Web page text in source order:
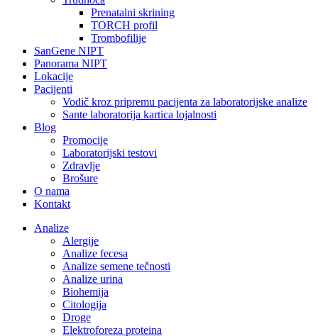
Prenatalni skrining
TORCH profil
Trombofilije
SanGene NIPT
Panorama NIPT
Lokacije
Pacijenti
Vodič kroz pripremu pacijenta za laboratorijske analize
Sante laboratorija kartica lojalnosti
Blog
Promocije
Laboratorijski testovi
Zdravlje
Brošure
O nama
Kontakt
Analize
Alergije
Analize fecesa
Analize semene tečnosti
Analize urina
Biohemija
Citologija
Droge
Elektroforeza proteina